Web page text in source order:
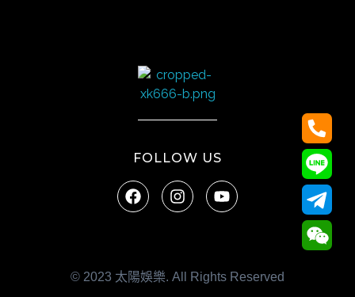
FOLLOW US
© 2023 太陽娛樂. All Rights Reserved